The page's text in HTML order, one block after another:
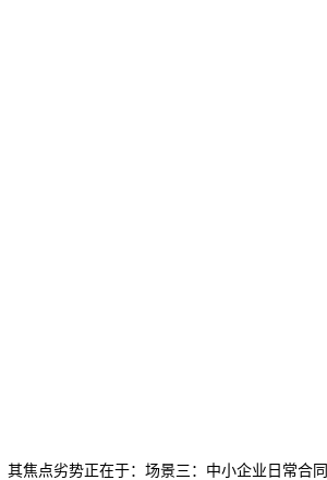
点劣势正在于：场景三：中小企业日常合